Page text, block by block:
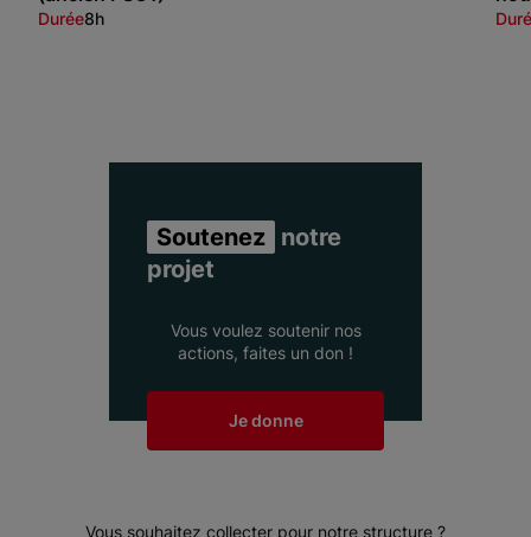
Durée8h
Soutenez notre
projet
Vous voulez soutenir nos
actions, faites un don !
Je donne
Vous souhaitez collecter pour notre structure ?